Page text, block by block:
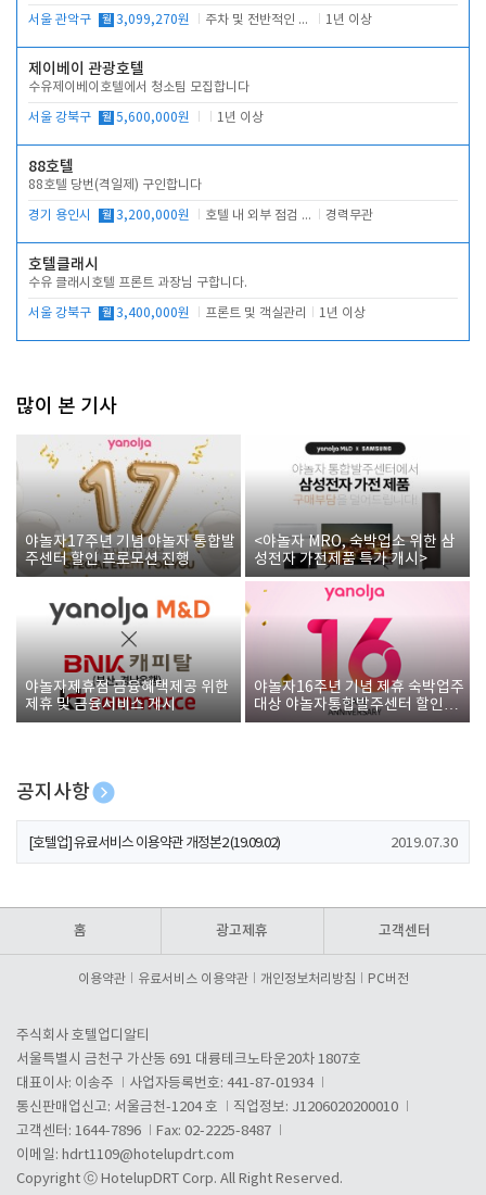
서울 관악구 월 3,099,270원 주차 및 전반적인 당번업무 1년 이상
제이베이 관광호텔
수유제이베이호텔에서 청소팀 모집합니다
서울 강북구 월 5,600,000원 1년 이상
88호텔
88호텔 당번(격일제) 구인합니다
경기 용인시 월 3,200,000원 호텔 내 외부 점검 및 프런트 운영 경력무관
호텔클래시
수유 클래시호텔 프론트 과장님 구합니다.
서울 강북구 월 3,400,000원 프론트 및 객실관리 1년 이상
많이 본 기사
야놀자17주년 기념 야놀자 통합발
주센터 할인 프로모션 진행
<야놀자 MRO, 숙박업소 위한 삼
성전자 가전제품 특가 개시>
야놀자제휴점 금융혜택제공 위한
제휴 및 금융서비스 게시
야놀자16주년 기념 제휴 숙박업주
대상 야놀자통합발주센터 할인쿠
폰 증정
공지사항
[호텔업] 개인정보 처리방침 개정본1 (19.09.02)
[호텔업] 유료서비스 이용약관 개정본2 (19.09.02) 2019.07.30
홈 광고제휴 고객센터
이용약관 유료서비스 이용약관 개인정보처리방침 PC버전
주식회사 호텔업디알티
서울특별시 금천구 가산동 691 대륭테크노타운20차 1807호
대표이사: 이송주
사업자등록번호: 441-87-01934
통신판매업신고: 서울금천-1204 호
직업정보: J1206020200010
고객센터: 1644-7896
Fax: 02-2225-8487
이메일: hdrt1109@hotelupdrt.com
Copyright ⓒ HotelupDRT Corp. All Right Reserved.